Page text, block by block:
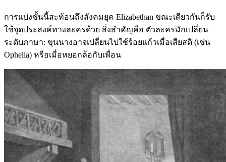
การแบ่งชั้นนี้สะท้อนถึงสังคมยุค Elizabethan ขณะเดียวกันก็รับ
ใช้จุดประสงค์ทางละครด้วย สิ่งสำคัญคือ ตัวละครมักเปลี่ยน
ระดับภาษา: ขุนนางอาจเปลี่ยนไปใช้ร้อยแก้วเมื่อเสียสติ (เช่น
Ophelia) หรือเมื่อหยอกล้อกับเพื่อน